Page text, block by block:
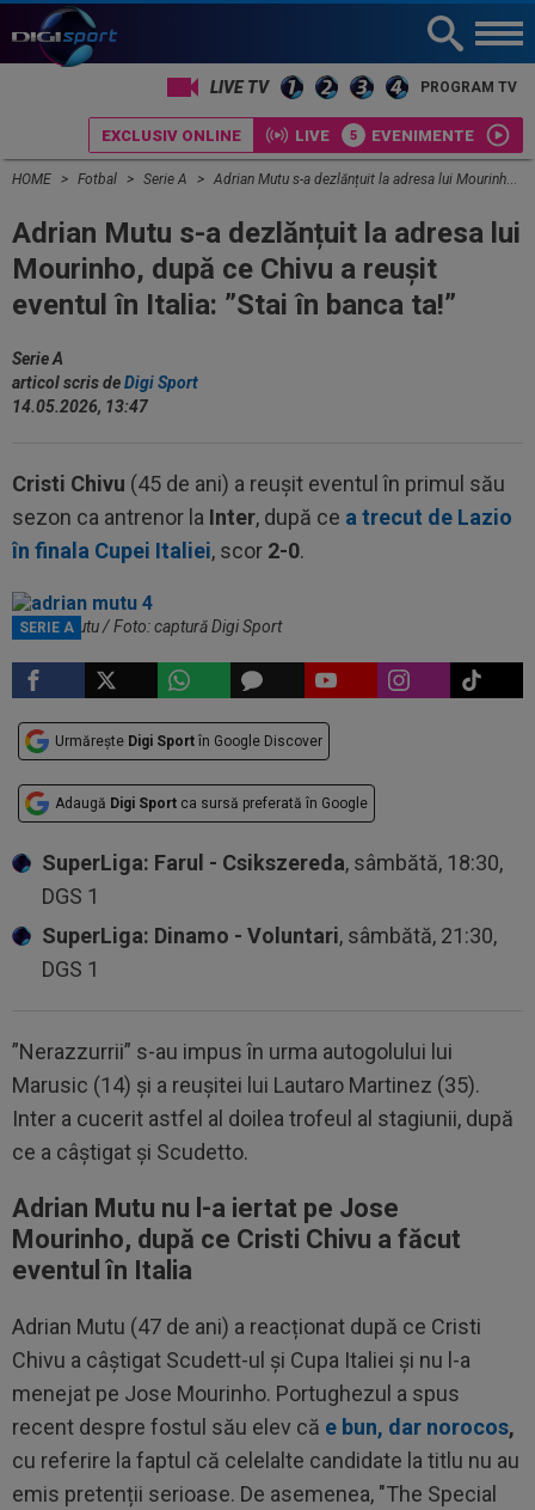
LIVE TV PROGRAM TV
EXCLUSIV ONLINE LIVE EVENIMENTE
HOME Fotbal Serie A Adrian Mutu s-a dezlănțuit la adresa lui Mourinho, după ce Chivu a reușit eventul în Italia: ”Stai în banca ta!”
Adrian Mutu s-a dezlănțuit la adresa lui
Mourinho, după ce Chivu a reușit
eventul în Italia: ”Stai în banca ta!”
Serie A
articol scris deDigi Sport
14.05.2026, 13:47
Cristi Chivu (45 de ani) a reușit eventul în primul său
sezon ca antrenor la Inter, după ce a trecut de Lazio
în finala Cupei Italiei, scor 2-0.
SERIE A
Adrian Mutu / Foto: captură Digi Sport
Urmărește Digi Sport în Google Discover
Adaugă Digi Sport ca sursă preferată în Google
SuperLiga: Farul - Csikszereda, sâmbătă, 18:30,
DGS 1
SuperLiga: Dinamo - Voluntari, sâmbătă, 21:30,
DGS 1
”Nerazzurrii” s-au impus în urma autogolului lui
Marusic (14) și a reușitei lui Lautaro Martinez (35).
Inter a cucerit astfel al doilea trofeul al stagiunii, după
ce a câștigat și Scudetto.
Adrian Mutu nu l-a iertat pe Jose
Mourinho, după ce Cristi Chivu a făcut
eventul în Italia
Adrian Mutu (47 de ani) a reacționat după ce Cristi
Chivu a câștigat Scudett-ul și Cupa Italiei și nu l-a
menejat pe Jose Mourinho. Portughezul a spus
recent despre fostul său elev că e bun, dar norocos,
cu referire la faptul că celelalte candidate la titlu nu au
emis pretenții serioase. De asemenea, "The Special